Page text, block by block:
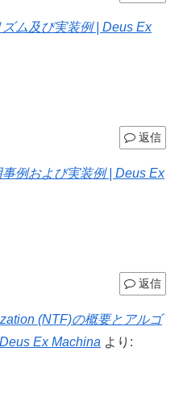
ム及び実装例 | Deus Ex
返信
例および実装例 | Deus Ex
返信
(NTF)の概要とアルゴ
Ex Machina より: